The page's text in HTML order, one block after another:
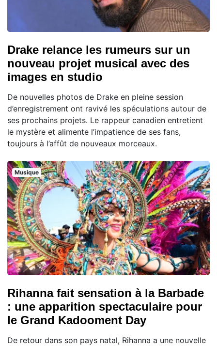
Drake relance les rumeurs sur un
nouveau projet musical avec des
images en studio
De nouvelles photos de Drake en pleine session
d’enregistrement ont ravivé les spéculations autour de
ses prochains projets. Le rappeur canadien entretient
le mystère et alimente l’impatience de ses fans,
toujours à l’affût de nouveaux morceaux.
Musique
Rihanna fait sensation à la Barbade
: une apparition spectaculaire pour
le Grand Kadooment Day
De retour dans son pays natal, Rihanna a une nouvelle